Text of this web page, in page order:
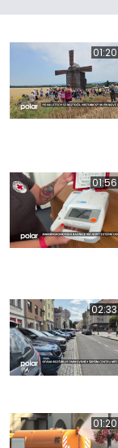
01:20
01:56
02:33
01:20